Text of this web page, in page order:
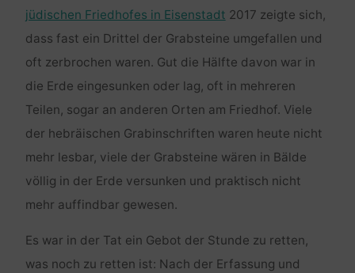
jüdischen Friedhofes in Eisenstadt 2017 zeigte sich,
dass fast ein Drittel der Grabsteine umgefallen und
oft zerbrochen waren. Gut die Hälfte davon war in
die Erde eingesunken oder lag, oft in mehreren
Teilen, sogar an anderen Orten am Friedhof. Viele
der hebräischen Grabinschriften waren heute nicht
mehr lesbar, viele der Grabsteine wären in Bälde
völlig in der Erde versunken und praktisch nicht
mehr auffindbar gewesen.
Es war in der Tat ein Gebot der Stunde zu retten,
was noch zu retten ist: Nach der Erfassung und